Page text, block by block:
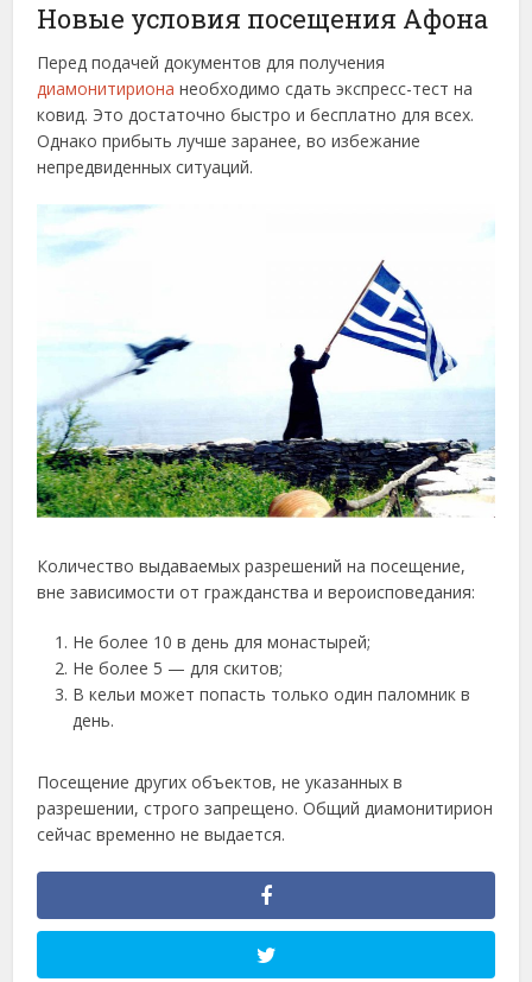
Новые условия посещения Афона
Перед подачей документов для получения
диамонитириона необходимо сдать экспресс-тест на
ковид. Это достаточно быстро и бесплатно для всех.
Однако прибыть лучше заранее, во избежание
непредвиденных ситуаций.
Количество выдаваемых разрешений на посещение,
вне зависимости от гражданства и вероисповедания:
Не более 10 в день для монастырей;
Не более 5 — для скитов;
В кельи может попасть только один паломник в
день.
Посещение других объектов, не указанных в
разрешении, строго запрещено. Общий диамонитирион
сейчас временно не выдается.